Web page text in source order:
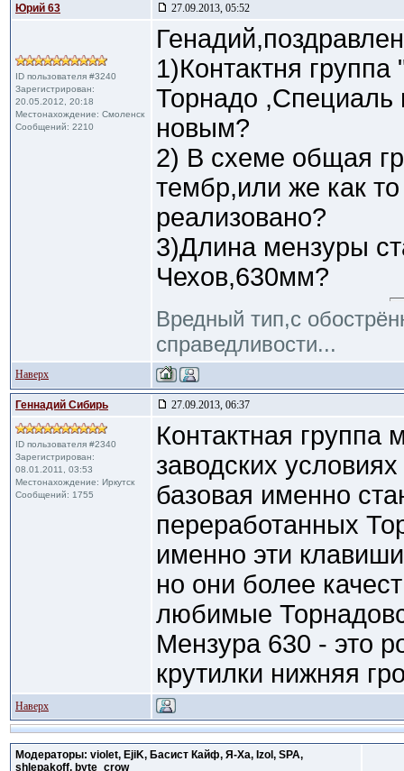
Юрий 63 27.09.2013, 05:52
ID пользователя #3240
Зарегистрирован:
20.05.2012, 20:18
Местонахождение: Смоленск
Сообщений: 2210
1)Контактня
Торнадо ,Специаль
новым?
2) В схеме общая
тембр,или же как
реализовано?
3)Длина мензуры
Чехов,630мм?
Вредный тип,с
справедливости...
Наверх
Геннадий Сибирь 27.09.2013, 06:37
ID пользователя #2340
Зарегистрирован:
08.01.2011, 03:53
Местонахождение: Иркутск
Сообщений: 1755
Контактная группа
заводских
базовая именно
переработанных
именно эти
но они более
любимые
Мензура 630 - это
крутилки нижняя
Наверх
Модераторы: violet, EjiK, Басист Кайф, Я-Ха, Izol, SPA,
shlepakoff, byte_crow